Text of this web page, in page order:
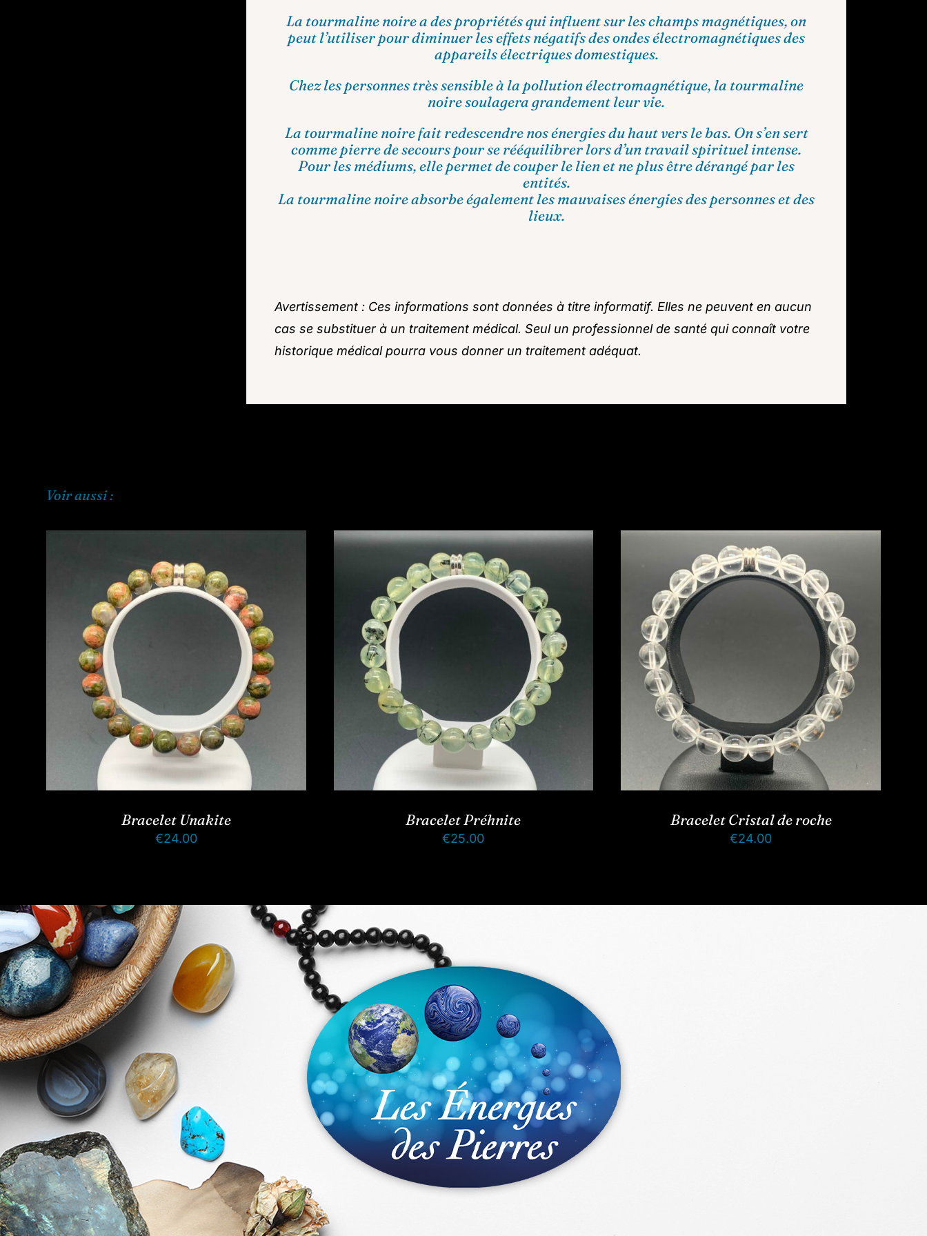
La tourmaline noire a des propriétés qui influent sur les champs magnétiques, on
peut l’utiliser pour diminuer les effets négatifs des ondes électromagnétiques des
appareils électriques domestiques.
Chez les personnes très sensible à la pollution électromagnétique, la tourmaline
noire soulagera grandement leur vie.
La tourmaline noire fait redescendre nos énergies du haut vers le bas. On s’en sert
comme pierre de secours pour se rééquilibrer lors d’un travail spirituel intense.
Pour les médiums, elle permet de couper le lien et ne plus être dérangé par les
entités.
La tourmaline noire absorbe également les mauvaises énergies des personnes et des
lieux.
Avertissement : Ces informations sont données à titre informatif. Elles ne peuvent en aucun
cas se substituer à un traitement médical. Seul un professionnel de santé qui connaît votre
historique médical pourra vous donner un traitement adéquat.
Voir aussi :
Bracelet Unakite
€24.00
Bracelet Préhnite
€25.00
Bracelet Cristal de roche
€24.00